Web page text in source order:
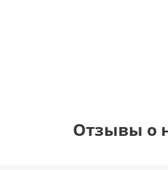
Отзывы о